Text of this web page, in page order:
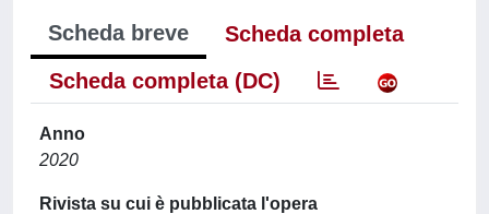
Scheda breve
Scheda completa
Scheda completa (DC)
Anno
2020
Rivista su cui è pubblicata l'opera